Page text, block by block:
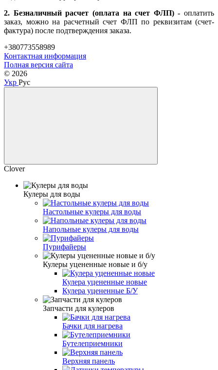
2. Безналичный расчет (оплата на счет ФЛП) - оплатить
заказ, можно на расчетный счет ФЛП по реквизитам (счет-
фактура) после подтверждения заказа.
+380773558989
Контактная информация
Полная версия сайта
© 2026
Укр Рус
Clover
Кулеры для воды
Настольные кулеры для воды
Напольные кулеры для воды
Пурифайеры
Кулеры уцененные новые и б/у
Кулера уцененные новые
Кулера уцененные Б/У
Запчасти для кулеров
Бачки для нагрева
Бутелеприемники
Верхняя панель